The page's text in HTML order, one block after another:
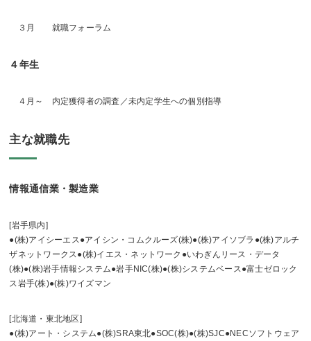
３月 就職フォーラム
４年生
４月～ 内定獲得者の調査／未内定学生への個別指導
主な就職先
情報通信業・製造業
[岩手県内]
●(株)アイシーエス●アイシン・コムクルーズ(株)●(株)アイソブラ●(株)アルチ
ザネットワークス●(株)イエス・ネットワーク●いわぎんリース・データ
(株)●(株)岩手情報システム●岩手NIC(株)●(株)システムベース●富士ゼロック
ス岩手(株)●(株)ワイズマン
[北海道・東北地区]
●(株)アート・システム●(株)SRA東北●SOC(株)●(株)SJC●NECソフトウェア